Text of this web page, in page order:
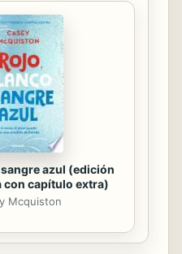
azul (edición
capítulo extra)
Mcquiston